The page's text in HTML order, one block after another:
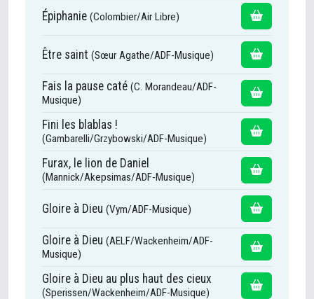
Épiphanie (Colombier/Air Libre)
Être saint (Sœur Agathe/ADF-Musique)
Fais la pause caté (C. Morandeau/ADF-
Musique)
Fini les blablas !
(Gambarelli/Grzybowski/ADF-Musique)
Furax, le lion de Daniel
(Mannick/Akepsimas/ADF-Musique)
Gloire à Dieu (Vym/ADF-Musique)
Gloire à Dieu (AELF/Wackenheim/ADF-
Musique)
Gloire à Dieu au plus haut des cieux
(Sperissen/Wackenheim/ADF-Musique)